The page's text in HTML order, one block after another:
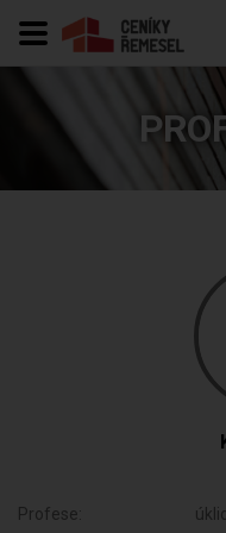
Profese: